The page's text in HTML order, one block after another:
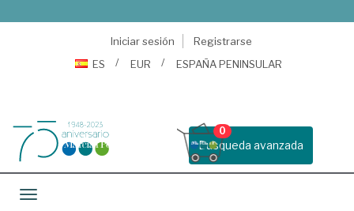
Iniciar sesión
Registrarse
ES
EUR ESPAÑA PENINSULAR
Busqueda avanzada
0
Toggle navigation